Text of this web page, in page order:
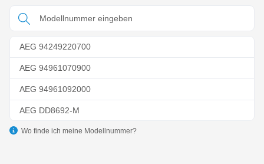
AEG 94249220700
AEG 94961070900
AEG 94961092000
AEG DD8692-M
Wo finde ich meine Modellnummer?